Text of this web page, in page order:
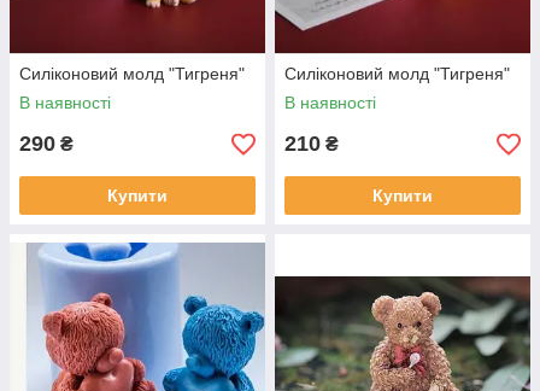
Силіконовий молд "Тигреня"
В наявності
290 ₴
Купити
Силіконовий молд "Тигреня"
В наявності
210 ₴
Купити